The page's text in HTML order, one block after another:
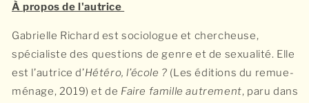
À propos de l'autrice
Gabrielle Richard est sociologue et chercheuse,
spécialiste des questions de genre et de sexualité. Elle
est l’autrice d’Hétéro, l’école ? (Les éditions du remue-
ménage, 2019) et de Faire famille autrement, paru dans